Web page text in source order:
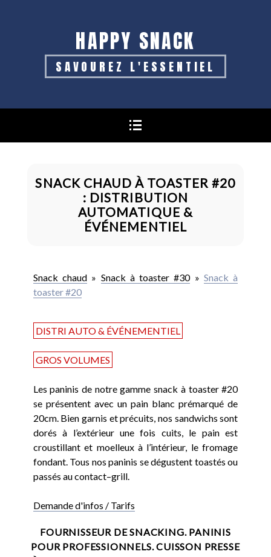
HAPPY SNACK
SAVOUREZ L'ESSENTIEL
SNACK CHAUD À TOASTER #20
: DISTRIBUTION
AUTOMATIQUE &
ÉVÉNEMENTIEL
Snack chaud » Snack à toaster #30» Snack à
toaster #20
DISTRI AUTO & ÉVÉNEMENTIEL
GROS VOLUMES
Les paninis de notre gamme snack à toaster #20
se présentent avec un pain blanc prémarqué de
20cm. Bien garnis et précuits, nos sandwichs sont
dorés à l’extérieur une fois cuits, le pain est
croustillant et moelleux à l’intérieur, le fromage
fondant. Tous nos paninis se dégustent toastés ou
passés au contact–grill.
Demande d'infos / Tarifs
FOURNISSEUR DE SNACKING. PANINIS
POUR PROFESSIONNELS. CUISSON PRESSE